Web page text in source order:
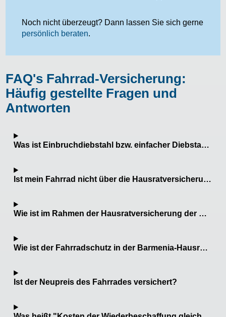
Noch nicht überzeugt? Dann lassen Sie sich gerne
persönlich beraten.
FAQ's Fahrrad-Versicherung:
Häufig gestellte Fragen und
Antworten
Was ist Einbruchdiebstahl bzw. einfacher Diebstahl?
Ist mein Fahrrad nicht über die Hausratversicherung abgesichert?
Wie ist im Rahmen der Hausratversicherung der Diebstahl von Fahrrad-Zubehör versichert?
Wie ist der Fahrradschutz in der Barmenia-Hausratversicherung?
Ist der Neupreis des Fahrrades versichert?